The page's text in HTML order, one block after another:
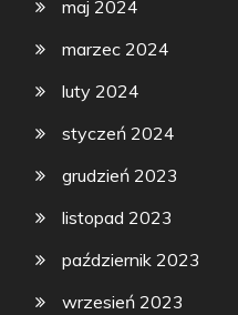
maj 2024
marzec 2024
luty 2024
styczeń 2024
grudzień 2023
listopad 2023
październik 2023
wrzesień 2023